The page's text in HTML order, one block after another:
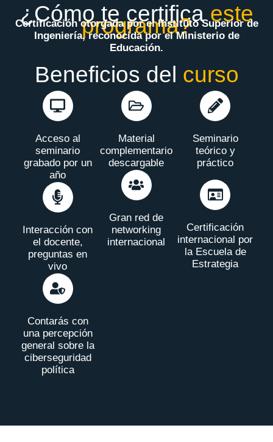
¿Cómo te certificaeste
programa?
Certificación otorgada por el Instituto Superior de
Ingeniería, reconocida por el Ministerio de
Educación.
Beneficios del curso
Acceso al
seminario
grabado por un
año
Interacción con
el docente,
preguntas en
vivo
Contarás con
una percepción
general sobre la
ciberseguridad
política
Material
complementario
descargable
Gran red de
networking
internacional
Seminario
teórico y
práctico
Certificación
internacional por
la Escuela de
Estrategia